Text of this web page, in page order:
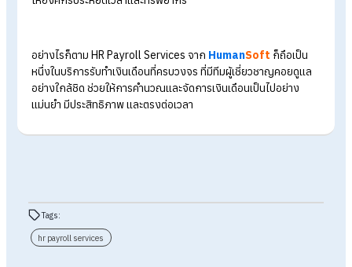
จะเห็นได้ว่า แม้การคำนวณเงินเดือนที่มีสวัสดิการหลายประเภทจะ
ซ้อนและต้องอาศัยความแม่นยำสูงเพื่อหลีกเลี่ยงข้อผิดพลาด แต่
Payroll Services หรือบริการรับทำเงินเดือนที่มีผู้เชี่ยวชาญและร
คำนวณมาตรฐาน จะช่วยให้การคำนวณแม่นยำ ลดความกังวลเรื่อ
ข้อผิดพลาด และทำให้กระบวนการจ่ายเงินเดือนราบรื่นมากยิ่งขึ้น
HR payroll services ช่วยได้
การมีสวัสดิการหลากหลายช่วยสร้างแรงจูงใจให้พนักงาน แต่ก็เ